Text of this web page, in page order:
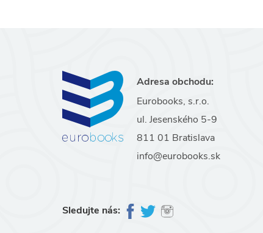
Adresa obchodu:
Eurobooks, s.r.o.
ul. Jesenského 5-9
811 01 Bratislava
info@eurobooks.sk
Sledujte nás: